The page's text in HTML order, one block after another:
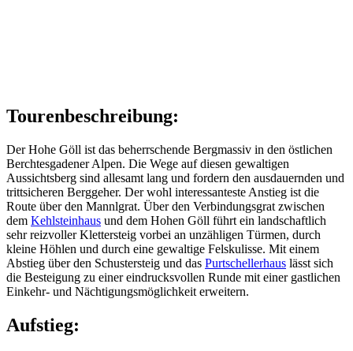
Tourenbeschreibung:
Der Hohe Göll ist das beherrschende Bergmassiv in den östlichen
Berchtesgadener Alpen. Die Wege auf diesen gewaltigen
Aussichtsberg sind allesamt lang und fordern den ausdauernden und
trittsicheren Berggeher. Der wohl interessanteste Anstieg ist die
Route über den Mannlgrat. Über den Verbindungsgrat zwischen
dem Kehlsteinhaus und dem Hohen Göll führt ein landschaftlich
sehr reizvoller Klettersteig vorbei an unzähligen Türmen, durch
kleine Höhlen und durch eine gewaltige Felskulisse. Mit einem
Abstieg über den Schustersteig und das Purtschellerhaus lässt sich
die Besteigung zu einer eindrucksvollen Runde mit einer gastlichen
Einkehr- und Nächtigungsmöglichkeit erweitern.
Aufstieg: